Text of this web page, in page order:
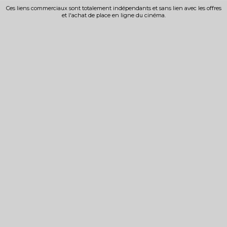
Ces liens commerciaux sont totalement indépendants et sans lien avec les offres
et l'achat de place en ligne du cinéma.